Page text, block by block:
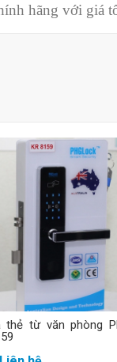
hãng với giá
Mua hàng
thẻ từ văn phòng